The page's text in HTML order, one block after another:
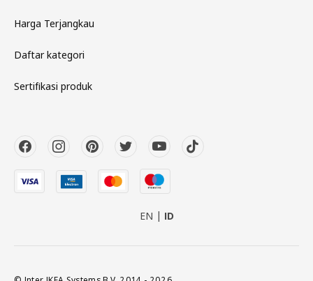
Harga Terjangkau
Daftar kategori
Sertifikasi produk
EN ID